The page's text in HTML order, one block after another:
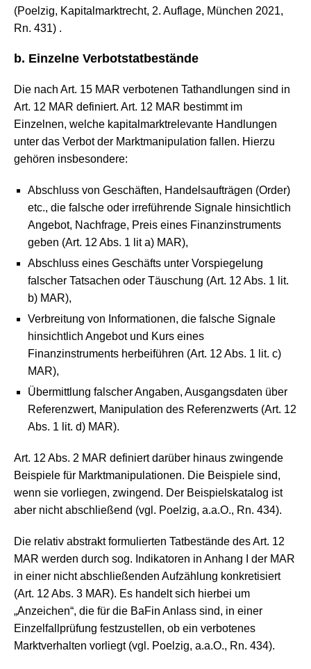
(Poelzig, Kapitalmarktrecht, 2. Auflage, München 2021,
Rn. 431) .
b. Einzelne Verbotstatbestände
Die nach Art. 15 MAR verbotenen Tathandlungen sind in
Art. 12 MAR definiert. Art. 12 MAR bestimmt im
Einzelnen, welche kapitalmarktrelevante Handlungen
unter das Verbot der Marktmanipulation fallen. Hierzu
gehören insbesondere:
Abschluss von Geschäften, Handelsaufträgen (Order)
etc., die falsche oder irreführende Signale hinsichtlich
Angebot, Nachfrage, Preis eines Finanzinstruments
geben (Art. 12 Abs. 1 lit a) MAR),
Abschluss eines Geschäfts unter Vorspiegelung
falscher Tatsachen oder Täuschung (Art. 12 Abs. 1 lit.
b) MAR),
Verbreitung von Informationen, die falsche Signale
hinsichtlich Angebot und Kurs eines
Finanzinstruments herbeiführen (Art. 12 Abs. 1 lit. c)
MAR),
Übermittlung falscher Angaben, Ausgangsdaten über
Referenzwert, Manipulation des Referenzwerts (Art. 12
Abs. 1 lit. d) MAR).
Art. 12 Abs. 2 MAR definiert darüber hinaus zwingende
Beispiele für Marktmanipulationen. Die Beispiele sind,
wenn sie vorliegen, zwingend. Der Beispielskatalog ist
aber nicht abschließend (vgl. Poelzig, a.a.O., Rn. 434).
Die relativ abstrakt formulierten Tatbestände des Art. 12
MAR werden durch sog. Indikatoren in Anhang I der MAR
in einer nicht abschließenden Aufzählung konkretisiert
(Art. 12 Abs. 3 MAR). Es handelt sich hierbei um
„Anzeichen“, die für die BaFin Anlass sind, in einer
Einzelfallprüfung festzustellen, ob ein verbotenes
Marktverhalten vorliegt (vgl. Poelzig, a.a.O., Rn. 434).